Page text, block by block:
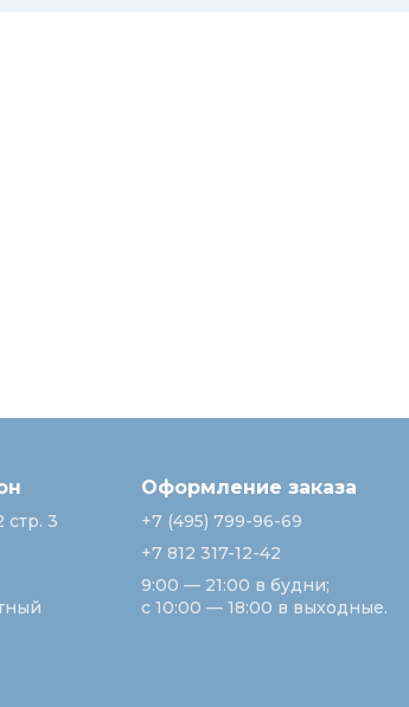
стр. 3
Оформление заказа
+7 (495) 799-96-69
+7 812 317-12-42
9:00 — 21:00 в будни;
с 10:00 — 18:00 в выходные.